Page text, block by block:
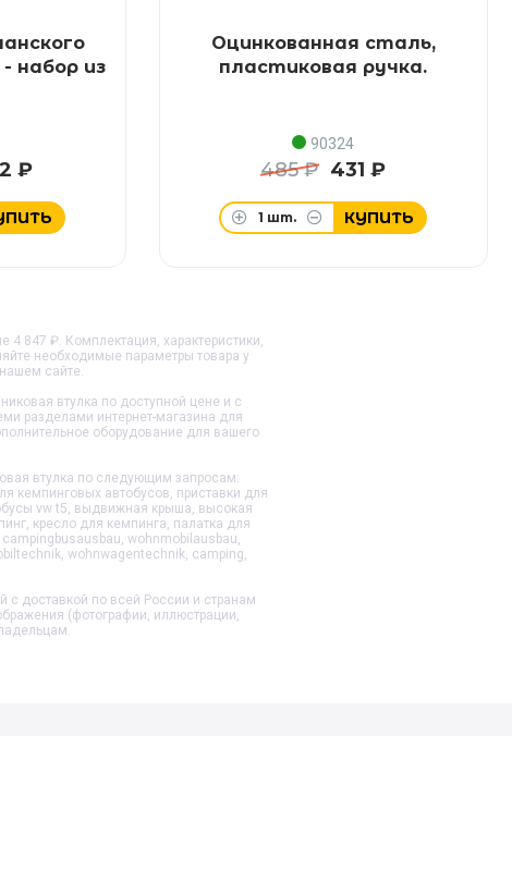
набор из
₽
Оцинкованная сталь,
пластиковая ручка.
90324
485 ₽ 431 ₽
1 шт. КУПИТЬ
847 ₽. Комплектация, характеристики,
необходимые параметры товара у
сайте.
втулка по доступной цене и с
разделами интернет-магазина для
оборудование для вашего
втулка по следующим запросам:
кемпинговых автобусов, приставки для
vw t5, выдвижная крыша, высокая
кресло для кемпинга, палатка для
wohnmobilausbau,
wohnwagentechnik, camping,
с доставкой по всей России и странам
(фотографии, иллюстрации,